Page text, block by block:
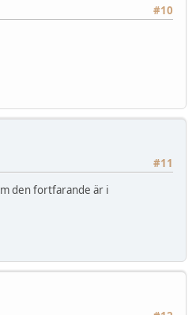
#10
#11
den fortfarande är i